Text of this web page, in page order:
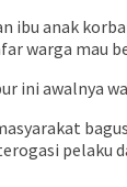
ibu anak
warga mau
ini awalnya
pelaku